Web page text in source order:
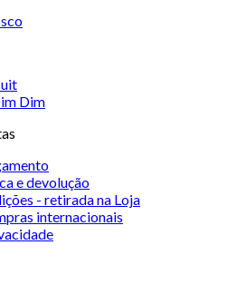
Dim
e devolução
- retirada na Loja
internacionais